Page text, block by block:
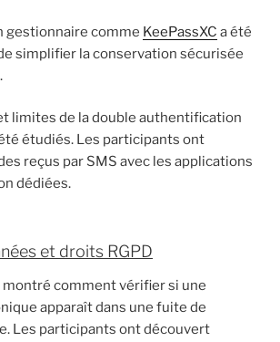
gestionnaire comme KeePassXC a été
simplifier la conservation sécurisée
limites de la double authentification
étudiés. Les participants ont
reçus par SMS avec les applications
dédiées.
et droits RGPD
comment vérifier si une
apparaît dans une fuite de
Les participants ont découvert